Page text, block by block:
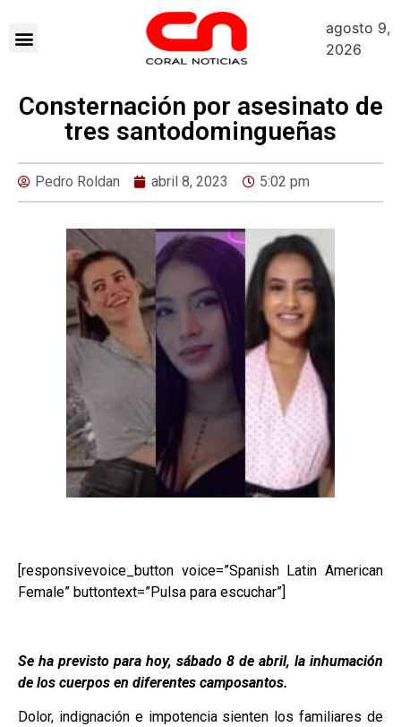
agosto 9,
2026
Consternación por asesinato de
tres santodomingueñas
Pedro Roldan abril 8, 2023 5:02 pm
[responsivevoice_button voice=”Spanish Latin American
Female” buttontext=”Pulsa para escuchar”]
Se ha previsto para hoy, sábado 8 de abril, la inhumación
de los cuerpos en diferentes camposantos.
Dolor, indignación e impotencia sienten los familiares de